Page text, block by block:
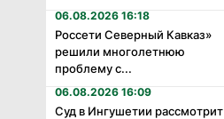
06.08.2026 16:18
Россети Северный Кавказ»
решили многолетнюю
проблему с...
06.08.2026 16:09
Суд в Ингушетии рассмотрит